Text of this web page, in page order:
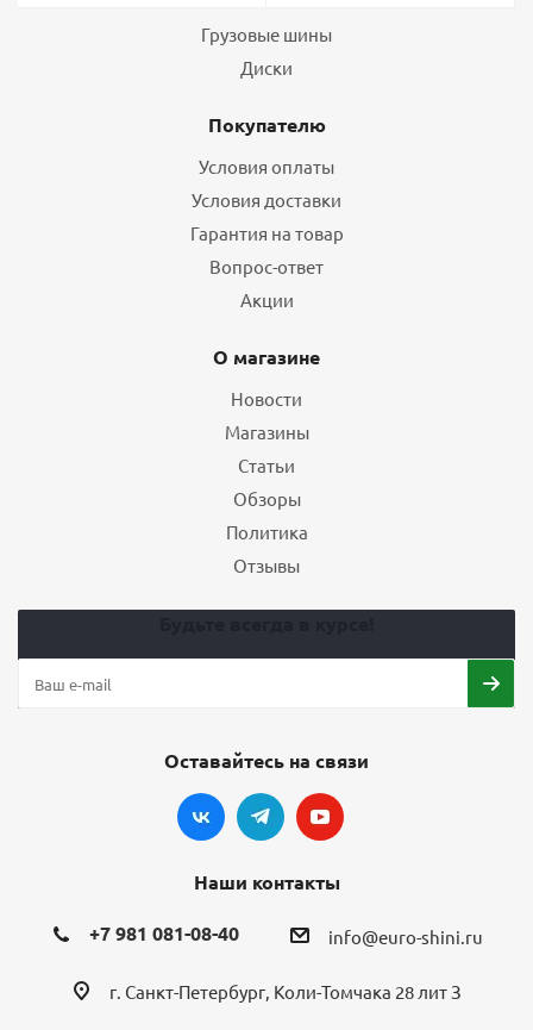
Грузовые шины
Диски
Покупателю
Условия оплаты
Условия доставки
Гарантия на товар
Вопрос-ответ
Акции
О магазине
Новости
Магазины
Статьи
Обзоры
Политика
Отзывы
Оставайтесь на связи
Наши контакты
+7 981 081-08-40 info@euro-shini.ru
г. Санкт-Петербург, Коли-Томчака 28 лит З